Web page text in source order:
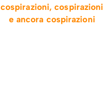
cospirazioni, cospirazioni
e ancora cospirazioni